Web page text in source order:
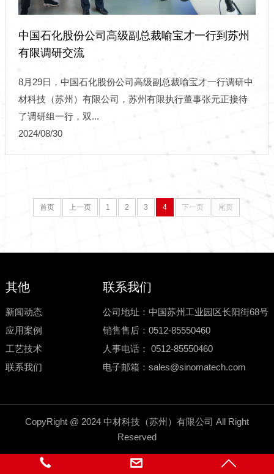
中国石化股份公司高级副总裁喻宝才一行到苏州
有限调研交流
8月29日，中国石化股份公司高级副总裁喻宝才一行调研中
材科技（苏州）有限公司，苏州有限执行董事张元正接待
了调研组一行，双...
2024/08/30
首页 上一页 1 2 3 4 下一页 尾页
其他
新闻动态
应用案例
工艺技术
联系我们
联系我们
公司地址：中国苏州工业园区长阳街68号
销售售后：0512-85550460
人事电话： 0512-85550460
电子邮箱：sales@sinomatech.com
CopyRight @ 2024 中材科技（苏州）有限公司 All Right
Reserved